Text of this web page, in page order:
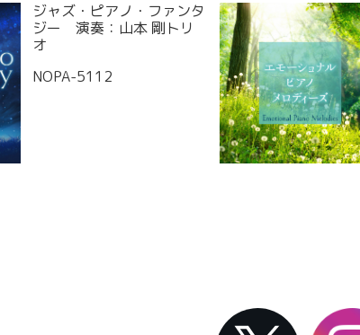
ジャズ・ピアノ・ファンタ
ジー 演奏：山本 剛トリ
オ
NOPA-5112